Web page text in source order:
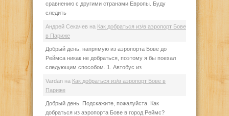
сравнению с другими странами Европы. Буду
следить
Андрей Секачев на Как добраться из/в аэропорт Бове
в Париже
Добрый день, напрямую из аэропорта Бове до
Реймса никак не добраться, поэтому я бы поехал
следующим способом. 1. Автобус из
Vardan на Как добраться из/в аэропорт Бове в
Париже
Добрый день. Подскажите, пожалуйста. Как
добраться из аэропорта Бове в город Реймс?